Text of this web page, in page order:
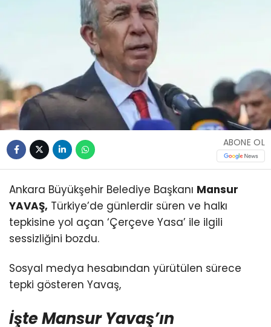
ABONE OL
Ankara Büyükşehir Belediye Başkanı Mansur
YAVAŞ, Türkiye’de günlerdir süren ve halkı
tepkisine yol açan ‘Çerçeve Yasa’ ile ilgili
sessizliğini bozdu.
Sosyal medya hesabından yürütülen sürece
tepki gösteren Yavaş,
İşte Mansur Yavaş’ın